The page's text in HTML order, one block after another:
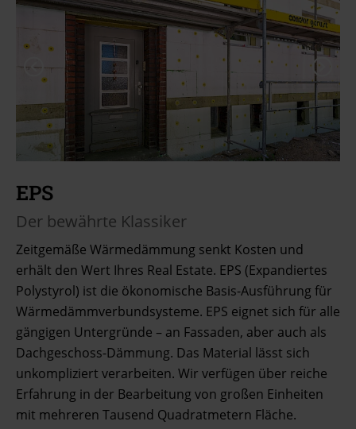
EPS
Der bewährte Klassiker
Zeitgemäße Wärmedämmung senkt Kosten und
erhält den Wert Ihres Real Estate. EPS (Expandiertes
Polystyrol) ist die ökonomische Basis-Ausführung für
Wärmedämmverbundsysteme. EPS eignet sich für alle
gängigen Untergründe – an Fassaden, aber auch als
Dachgeschoss-Dämmung. Das Material lässt sich
unkompliziert verarbeiten. Wir verfügen über reiche
Erfahrung in der Bearbeitung von großen Einheiten
mit mehreren Tausend Quadratmetern Fläche.